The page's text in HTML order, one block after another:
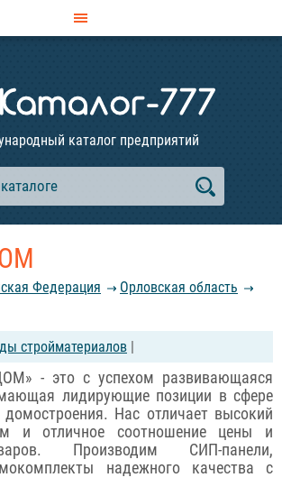
каталог предприятий
Федерация
Орловская область
стройматериалов |
- это с успехом развивающаяся
лидирующие позиции в сфере
домостроения. Нас отличает высокий
и отличное соотношение цены и
Производим СИП-панели,
надежного качества с